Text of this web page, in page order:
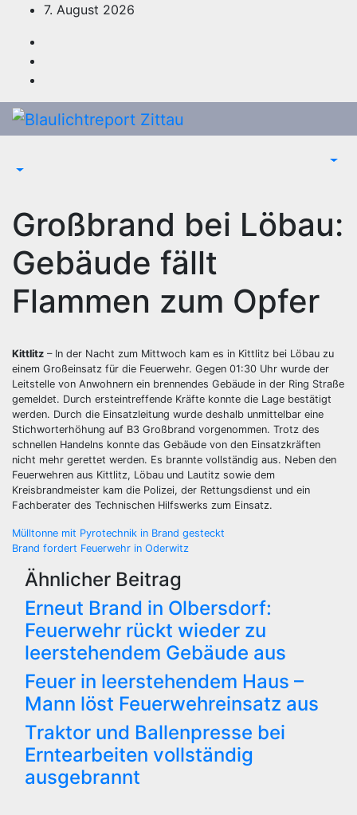
springen
7. August 2026
Großbrand bei Löbau:
Gebäude fällt
Flammen zum Opfer
Kittlitz – In der Nacht zum Mittwoch kam es in Kittlitz bei Löbau zu
einem Großeinsatz für die Feuerwehr. Gegen 01:30 Uhr wurde der
Leitstelle von Anwohnern ein brennendes Gebäude in der Ring Straße
gemeldet. Durch ersteintreffende Kräfte konnte die Lage bestätigt
werden. Durch die Einsatzleitung wurde deshalb unmittelbar eine
Stichworterhöhung auf B3 Großbrand vorgenommen. Trotz des
schnellen Handelns konnte das Gebäude von den Einsatzkräften
nicht mehr gerettet werden. Es brannte vollständig aus. Neben den
Feuerwehren aus Kittlitz, Löbau und Lautitz sowie dem
Kreisbrandmeister kam die Polizei, der Rettungsdienst und ein
Fachberater des Technischen Hilfswerks zum Einsatz.
Beitragsnavigation
Mülltonne mit Pyrotechnik in Brand gesteckt
Brand fordert Feuerwehr in Oderwitz
Ähnlicher Beitrag
Erneut Brand in Olbersdorf:
Feuerwehr rückt wieder zu
leerstehendem Gebäude aus
Feuer in leerstehendem Haus –
Mann löst Feuerwehreinsatz aus
Traktor und Ballenpresse bei
Erntearbeiten vollständig
ausgebrannt